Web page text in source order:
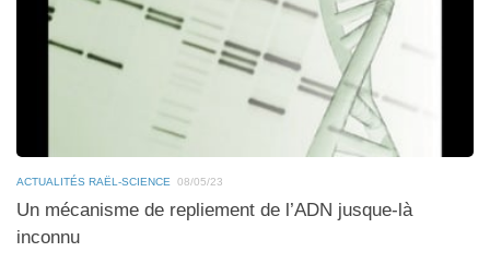
ACTUALITÉS RAËL-SCIENCE 08/05/23
Un mécanisme de repliement de l’ADN jusque-là
inconnu